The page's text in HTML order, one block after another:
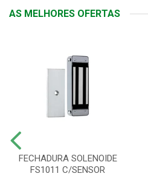
AS MELHORES OFERTAS
FECHADURA SOLENOIDE
FS1011 C/SENSOR